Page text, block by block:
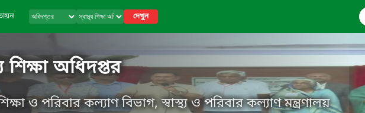
দেখুন
শিক্ষা অধিদপ্তর
শিক্ষা ও পরিবার কল্যাণ বিভাগ, স্বাস্থ্য ও পরিবার কল্যাণ মন্ত্রণালয়